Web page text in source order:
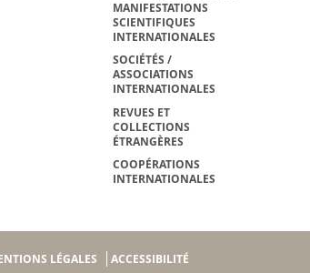
MANIFESTATIONS
SCIENTIFIQUES
INTERNATIONALES
SOCIÉTÉS /
ASSOCIATIONS
INTERNATIONALES
REVUES ET
COLLECTIONS
ÉTRANGÈRES
COOPÉRATIONS
INTERNATIONALES
LÉGALES ACCESSIBILITÉ